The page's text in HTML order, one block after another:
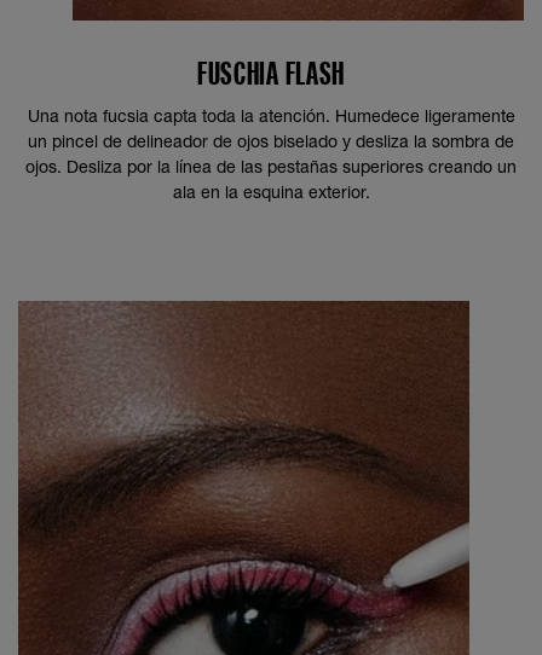
FUSCHIA FLASH
Una nota fucsia capta toda la atención. Humedece ligeramente
un pincel de delineador de ojos biselado y desliza la sombra de
ojos. Desliza por la línea de las pestañas superiores creando un
ala en la esquina exterior.